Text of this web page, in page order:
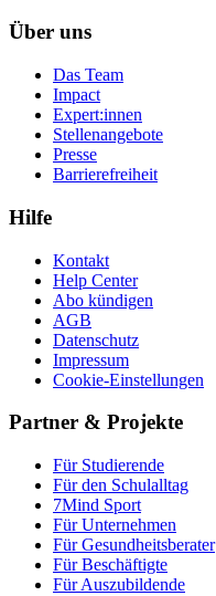
Über uns
Das Team
Impact
Expert:innen
Stellenangebote
Presse
Barrierefreiheit
Hilfe
Kontakt
Help Center
Abo kündigen
AGB
Datenschutz
Impressum
Cookie-Einstellungen
Partner & Projekte
Für Stu­die­rende
Für den Schulalltag
7Mind Sport
Für Unter­neh­men
Für Gesund­heits­be­ra­ter
Für Beschäftigte
Für Auszubildende